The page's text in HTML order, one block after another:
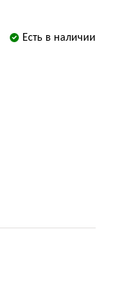
Есть в наличии